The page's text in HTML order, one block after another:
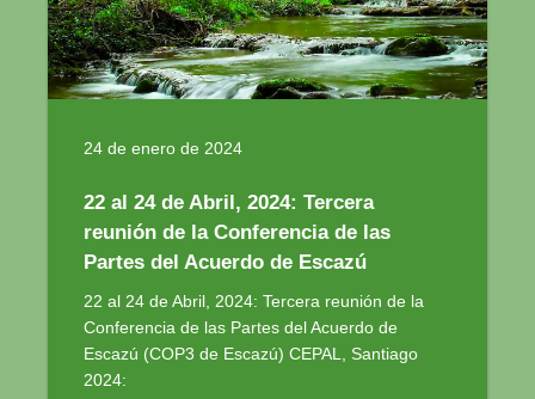
24 de enero de 2024
22 al 24 de Abril, 2024: Tercera
reunión de la Conferencia de las
Partes del Acuerdo de Escazú
22 al 24 de Abril, 2024: Tercera reunión de la
Conferencia de las Partes del Acuerdo de
Escazú (COP3 de Escazú) CEPAL, Santiago
2024: